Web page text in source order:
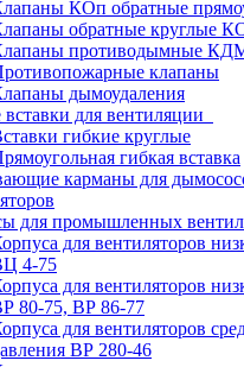
КОп обратные
обратные круглые
противодымные
клапаны
дымоудаления
вставки для вентиляции
гибкие круглые
гибкая вставка
карманы для
для промышленных
для вентиляторов
4-75
для вентиляторов
80-75, ВР 86-77
для вентиляторов
ВР 280-46